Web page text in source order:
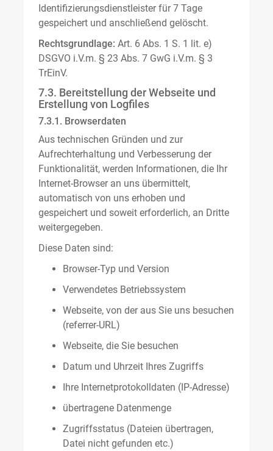
Identifizierungsdienstleister für 7 Tage
gespeichert und anschließend gelöscht.
Rechtsgrundlage: Art. 6 Abs. 1 S. 1 lit. e)
DSGVO i.V.m. § 23 Abs. 7 GwG i.V.m. § 3
TrEinV.
7.3. Bereitstellung der Webseite und
Erstellung von Logfiles
7.3.1. Browserdaten
Aus technischen Gründen und zur
Aufrechterhaltung und Verbesserung der
Funktionalität, werden Informationen, die Ihr
Internet-Browser an uns übermittelt,
automatisch von uns erhoben und
gespeichert und soweit erforderlich, an Dritte
weitergegeben.
Diese Daten sind:
Browser-Typ und Version
Verwendetes Betriebssystem
Webseite, von der aus Sie uns besuchen
(referrer-URL)
Webseite, die Sie besuchen
Datum und Uhrzeit Ihres Zugriffs
Ihre Internetprotokolldaten (IP-Adresse)
übertragene Datenmenge
Zugriffsstatus (Dateien übertragen,
Datei nicht gefunden etc.)